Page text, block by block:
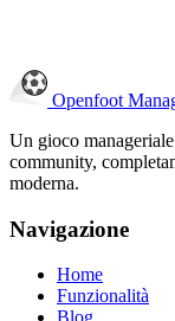
Openfoot
Un gioco
community,
moderna.
Navigazione
Home
Funzionalità